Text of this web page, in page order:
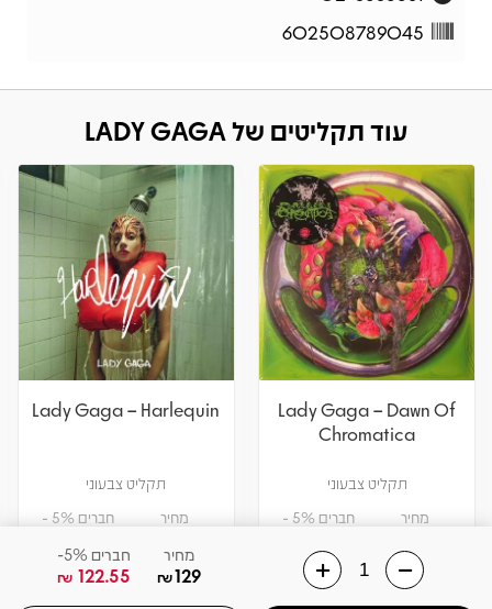
מחיר
129
₪
חברים 5%-
122.55
₪
602508789045
עוד תקליטים של LADY GAGA
Lady Gaga – Dawn Of
Chromatica
תקליט צבעוני
מחיר חברים 5% -
הוספה לסל
Lady Gaga – Harlequin
תקליט צבעוני
מחיר חברים 5% -
הוספה לסל